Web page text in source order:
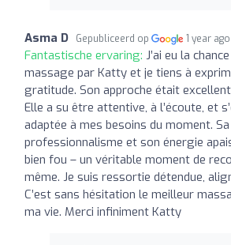
Asma D Gepubliceerd op 1 year ago
Fantastische ervaring: J’ai eu la
massage par Katty et je tiens à
gratitude. Son approche était
Elle a su être attentive, à l’écoute, et
adaptée à mes besoins du moment.
professionnalisme et son énergie
bien fou – un véritable moment de
même. Je suis ressortie détendue,
C’est sans hésitation le meilleur
ma vie. Merci infiniment Katty